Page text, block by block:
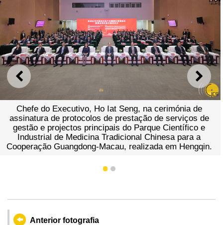
ANTERIOR
Ho Iat Seng, na cerimónia de
protocolos de prestação de serviços de
principais do Parque Científico e
Medicina Tradicional Chinesa para a
Macau, realizada em Hengqin.
Chefe
gestão
1 2
Anterior fotografia